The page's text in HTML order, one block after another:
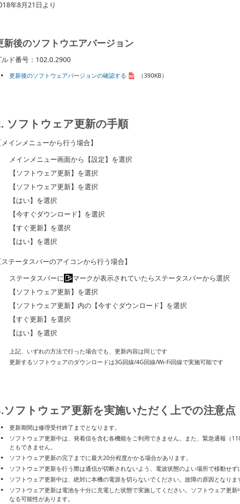
年8月21日より
新後のソフトウエアバージョン
ルド番号：102.0.2900
更新後のソフトウェアバージョンの確認する （390KB）
ソフトウェア更新の手順
インメニューから行う場合】
メインメニュー画面から【設定】を選択
【ソフトウェア更新】を選択
【ソフトウェア更新】を選択
【はい】を選択
【今すぐダウンロード】を選択
【すぐ更新】を選択
【はい】を選択
テータスバーのアイコンから行う場合】
ステータスバーに
マークが表示されていたらステータスバーから選択
【ソフトウェア更新】を選択
【ソフトウェア更新】内の【今すぐダウンロード】を選択
【すぐ更新】を選択
【はい】を選択
上記、いずれの方法で行った場合でも、更新内容は同じです
更新するソフトウェアのダウンロードは3G回線/4G回線/Wi-Fi回線で実施可能です
ソフトウェア更新を実施いただく上での注意点
更新期間は修理受付終了までとなります。
ソフトウェア更新中は、発着信を含む各機能をご利用できません。また、緊急通報（
ともできません。
ソフトウェア更新の完了までに最大20分程度かかる場合があります。
ソフトウェア更新を行う際は通信が切断されないよう、電波状態のよい場所で移動せず
ソフトウェア更新中は、絶対に本機の電源を切らないでください。故障の原因となりま
ソフトウェア更新は電池を十分に充電した状態で実施してください。ソフトウェア更
なる可能性があります。